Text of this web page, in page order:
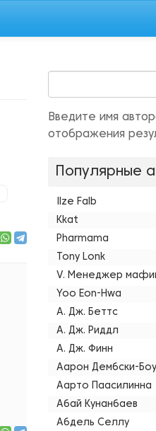
Введите имя
отображения
Популярные
Ilze Falb
Kkat
Pharmama
Tony Lonk
V. Менеджер
Yoo Eon-Hwa
А. Дж. Беттс
А. Дж. Риддл
А. Дж. Финн
Аарон Дембски-
Аарто Паасилинна
Абай Кунанбаев
Абдель Селлу